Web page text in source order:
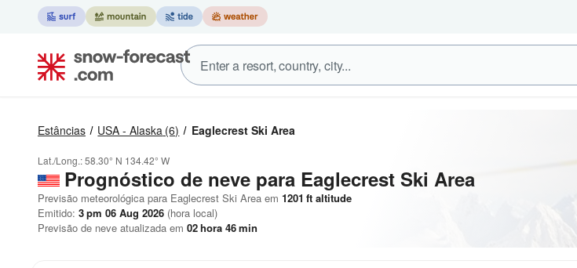
Estâncias USA - Alaska (6) Eaglecrest Ski Area
Lat./Long.:58.30° N 134.42° W
Prognóstico de neve para Eaglecrest Ski Area
Previsão meteorológica para Eaglecrest Ski Area em 1201 ft altitude
Emitido: 3 pm 06 Aug 2026 (hora local)
Previsão de neve atualizada em 02hora 46min